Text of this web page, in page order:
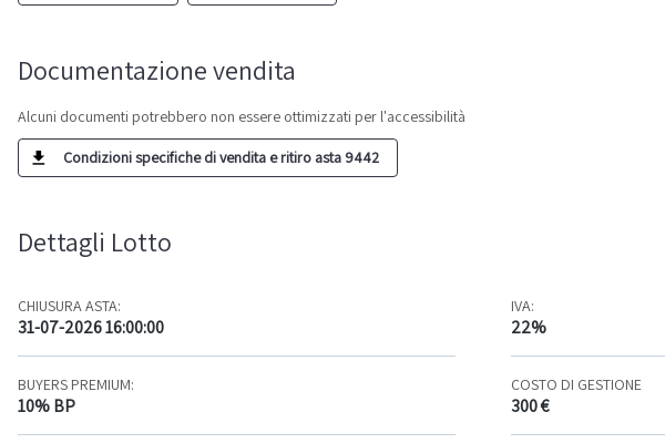
Documentazione vendita
Alcuni documenti potrebbero non essere ottimizzati per l'accessibilità
Condizioni specifiche di vendita e ritiro asta 9442
Dettagli Lotto
CHIUSURA ASTA:
31-07-2026 16:00:00
IVA:
22%
BUYERS PREMIUM:
10% BP
COSTO DI GESTIONE
300 €